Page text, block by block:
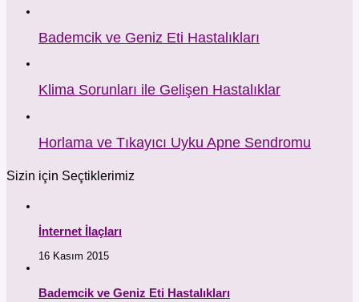
Bademcik ve Geniz Eti Hastalıkları
Klima Sorunları ile Gelişen Hastalıklar
Horlama ve Tıkayıcı Uyku Apne Sendromu
Sizin için Seçtiklerimiz
İnternet İlaçları
16 Kasım 2015
Bademcik ve Geniz Eti Hastalıkları